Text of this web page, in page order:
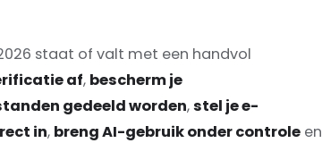
staat of valt met een handvol
af, bescherm je
gedeeld worden,stel je e-
in, breng AI-gebruik onder controle en